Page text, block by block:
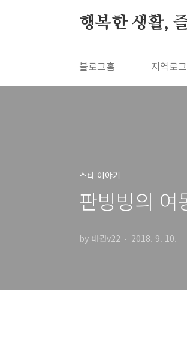
행복한 생활,
블로그홈 지역로그
스타 이야기
판빙빙의 여
by 태권v22 2018. 9. 10.